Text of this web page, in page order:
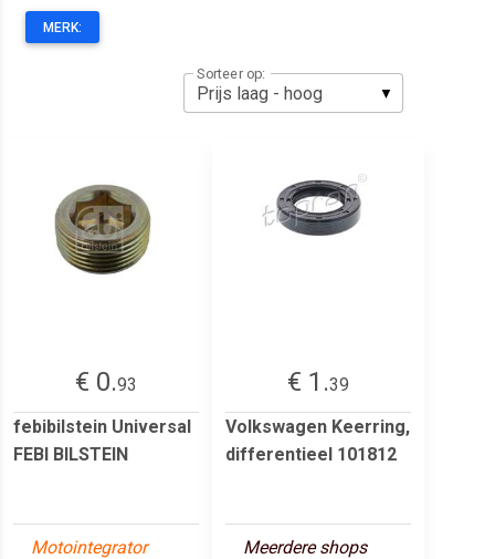
MERK:
Sorteer op:
€ 0.93
febibilstein Universal
FEBI BILSTEIN
Motointegrator
€ 1.39
Volkswagen Keerring,
differentieel 101812
Meerdere shops